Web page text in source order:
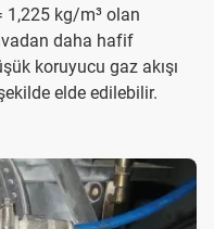
1,225 kg/m³ olan
daha hafif
koruyucu gaz akışı
elde edilebilir.